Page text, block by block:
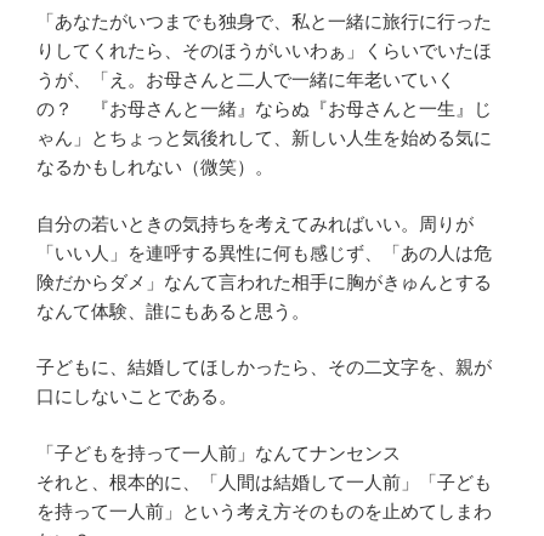
「あなたがいつまでも独身で、私と一緒に旅行に行った
りしてくれたら、そのほうがいいわぁ」くらいでいたほ
うが、「え。お母さんと二人で一緒に年老いていく
の？ 『お母さんと一緒』ならぬ『お母さんと一生』じ
ゃん」とちょっと気後れして、新しい人生を始める気に
なるかもしれない（微笑）。
自分の若いときの気持ちを考えてみればいい。周りが
「いい人」を連呼する異性に何も感じず、「あの人は危
険だからダメ」なんて言われた相手に胸がきゅんとする
なんて体験、誰にもあると思う。
子どもに、結婚してほしかったら、その二文字を、親が
口にしないことである。
「子どもを持って一人前」なんてナンセンス
それと、根本的に、「人間は結婚して一人前」「子ども
を持って一人前」という考え方そのものを止めてしまわ